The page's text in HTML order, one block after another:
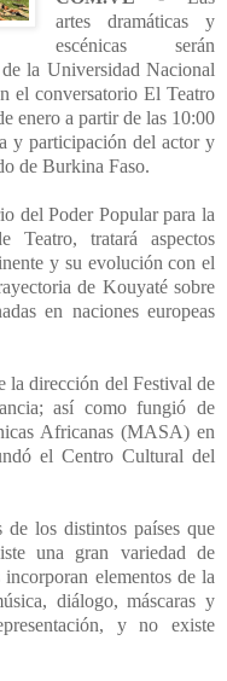
artes dramáticas y
escénicas serán
la Universidad Nacional
el conversatorio El Teatro
enero a partir de las 10:00
y participación del actor y
de Burkina Faso.
del Poder Popular para la
tratará aspectos
y su evolución con el
de Kouyaté sobre
en naciones europeas
la dirección del Festival de
así como fungió de
Africanas (MASA) en
el Centro Cultural del
los distintos países que
una gran variedad de
elementos de la
diálogo, máscaras y
y no existe